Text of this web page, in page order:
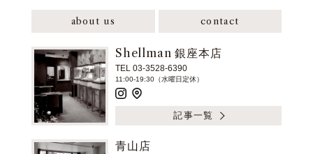
about us contact
Shellman 銀座本店
TEL 03-3528-6390
11:00-19:30（水曜日定休）
記事一覧
青山店